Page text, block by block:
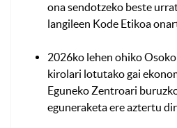
ona sendotzeko beste
langileen Kode Etikoa
2026ko lehen ohiko
kirolari lotutako gai
Eguneko Zentroari
eguneraketa ere aztertu